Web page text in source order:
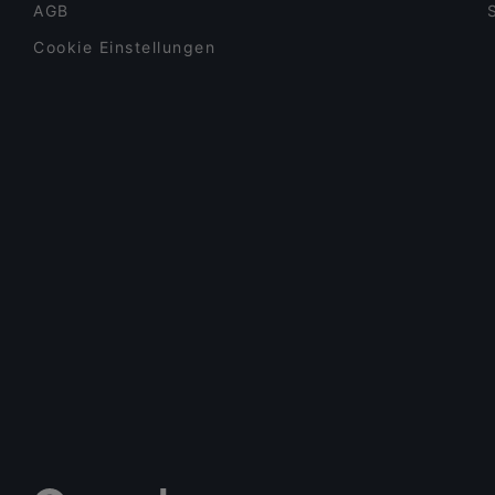
AGB
Cookie Einstellungen